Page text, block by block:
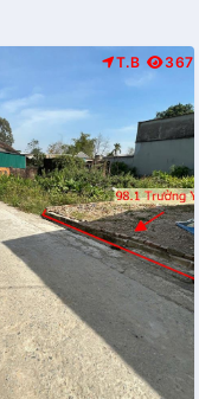
T.B 367